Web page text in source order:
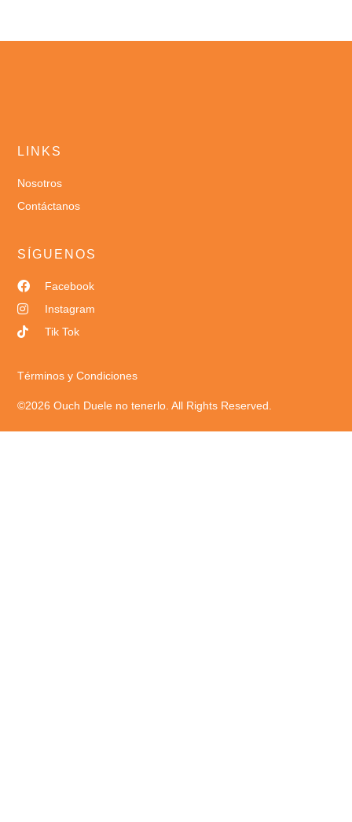
LINKS
Nosotros
Contáctanos
SÍGUENOS
Facebook
Instagram
Tik Tok
©2026 Ouch Duele no tenerlo. All Rights Reserved.
Términos y Condiciones